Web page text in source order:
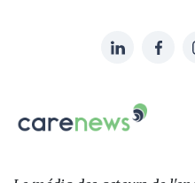
sur:
LinkedIn
Le
des